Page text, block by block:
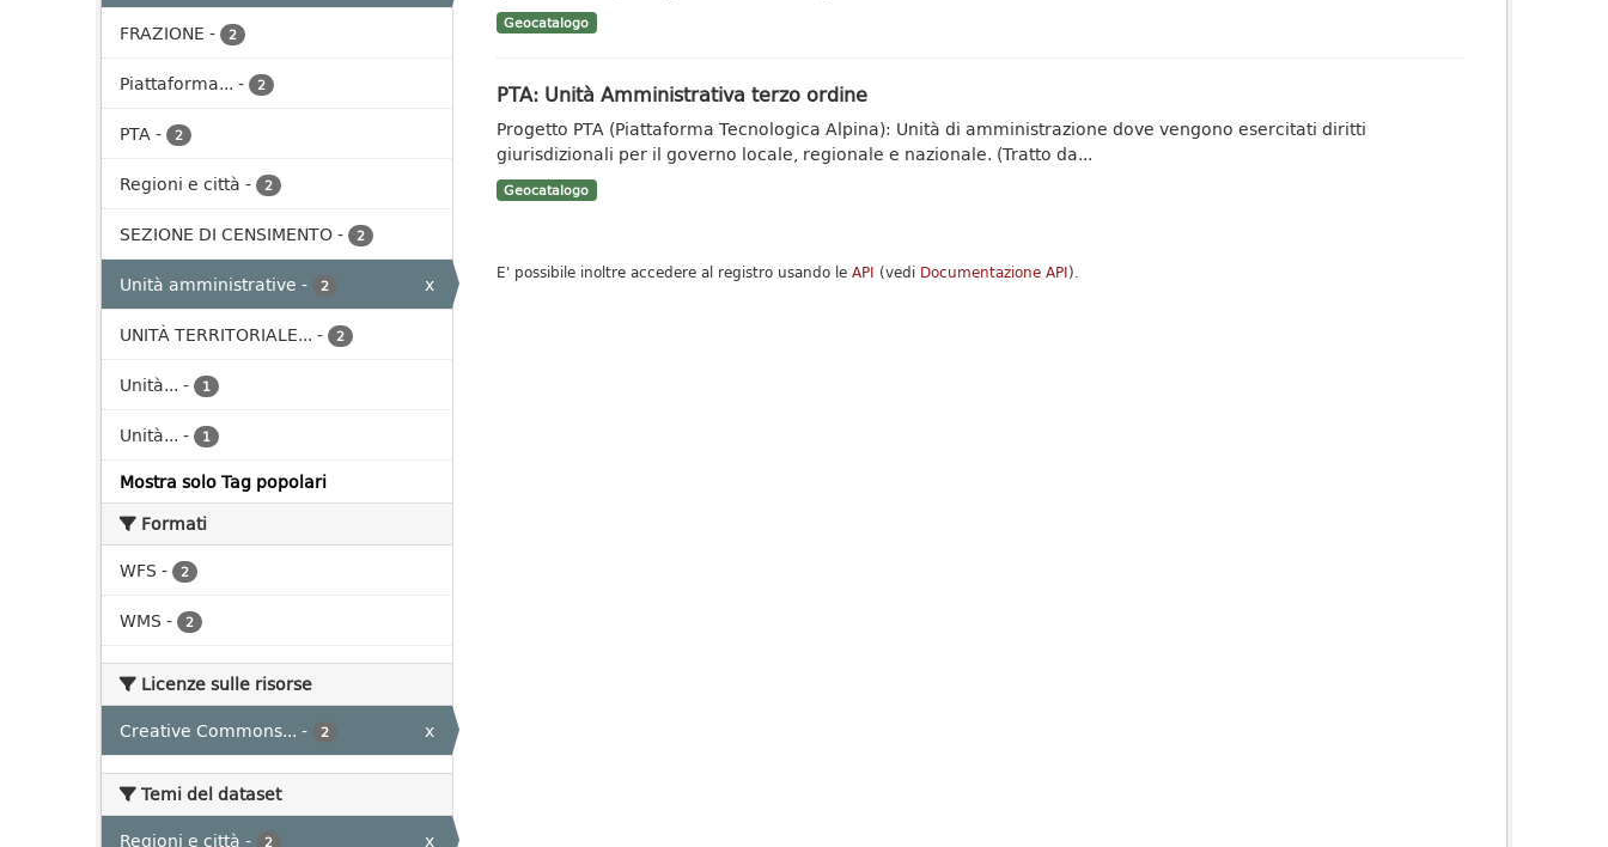
FRAZIONE - 2
Piattaforma... - 2
PTA- 2
Regioni e città - 2
SEZIONE DI CENSIMENTO- 2
Unità amministrative - 2
x
UNITÀ TERRITORIALE... - 2
Unità... - 1
Unità... - 1
Mostra solo Tag popolari
Formati
WFS - 2
WMS - 2
Licenze sulle risorse
Creative Commons... - 2 x
Temi del dataset
Regioni e città - 2 x
Geocatalogo
PTA: Unità Amministrativa terzo ordine
Progetto PTA (Piattaforma Tecnologica Alpina): Unità di amministrazione dove vengono esercitati diritti
giurisdizionali per il governo locale, regionale e nazionale. (Tratto da...
Geocatalogo
E' possibile inoltre accedere al registro usando le API (vedi Documentazione API).